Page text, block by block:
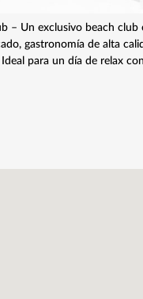
– Un exclusivo beach club
gastronomía de alta
para un día de relax